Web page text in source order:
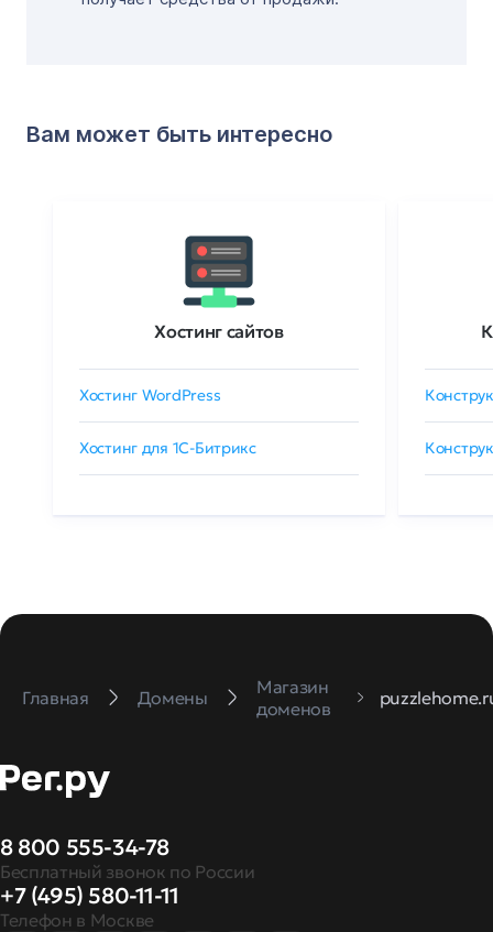
Вам может быть интересно
Хостинг сайтов
Хостинг WordPress
Хостинг для 1C-Битрикс
Главная Домены
Магазин
доменов
8 800 555-34-78
Бесплатный звонок по России
+7 (495) 580-11-11
Телефон в Москве